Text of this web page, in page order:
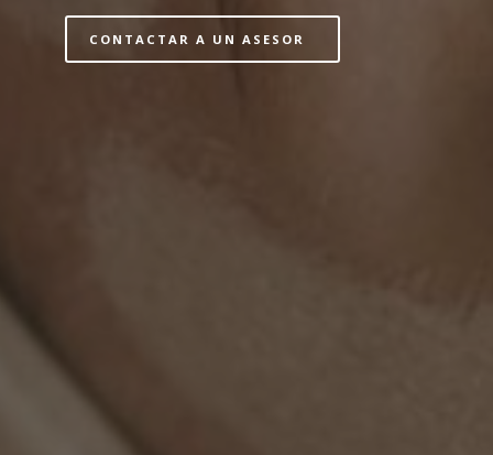
CONTACTAR A UN ASESOR